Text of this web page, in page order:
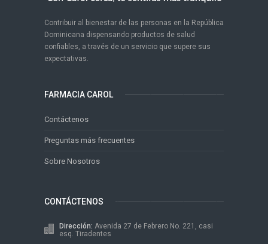
Contribuir al bienestar de las personas en la República
Dominicana dispensando productos de salud
confiables, a través de un servicio que supere sus
expectativas.
FARMACIA CAROL
Contáctenos
Preguntas más frecuentes
Sobre Nosotros
CONTÁCTENOS
Dirección: Avenida 27 de Febrero No. 221, casi
esq. Tiradentes